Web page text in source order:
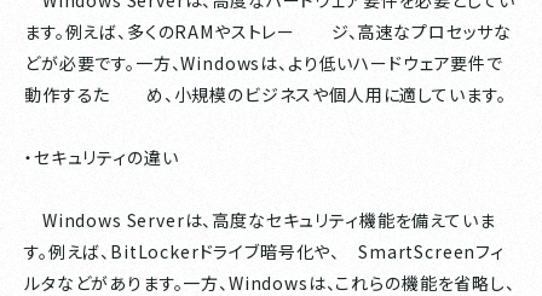
ます。例えば、多くのRAMやストレー ジ、高速なプロセッサな
どが必要です。一方、Windowsは、より低いハードウェア要件で
動作するた め、小規模のビジネスや個人用に適しています。
・セキュリティの違い
Windows Serverは、高度なセキュリティ機能を備えていま
す。例えば、BitLockerドライブ暗号化や、 SmartScreenフィ
ルタなどがあります。一方、Windowsは、これらの機能を省略し、